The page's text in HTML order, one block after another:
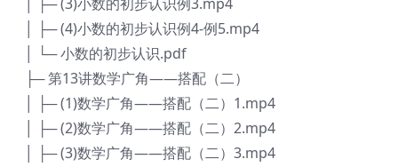
│ ├─ (4)小数的初步认识例4-例5.mp4
│ └─ 小数的初步认识.pdf
├─ 第13讲数学广角——搭配（二）
│ ├─ (1)数学广角——搭配（二）1.mp4
│ ├─ (2)数学广角——搭配（二）2.mp4
│ ├─ (3)数学广角——搭配（二）3.mp4